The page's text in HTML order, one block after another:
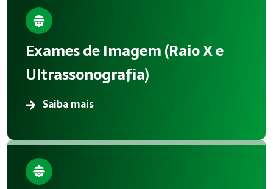
Exames de Imagem (Raio X e
Ultrassonografia)
Saiba mais